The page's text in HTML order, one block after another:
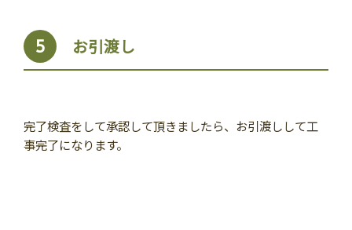
5 お引渡し
完了検査をして承認して頂きましたら、お引渡しして工
事完了になります。